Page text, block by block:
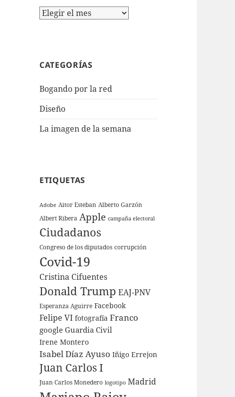
Archivos
CATEGORÍAS
Bogando por la red
Diseño
La imagen de la semana
ETIQUETAS
Adobe Aitor Esteban Alberto Garzón
Albert Ribera Apple campaña electoral
Ciudadanos
Congreso de los diputados corrupción
Covid-19
Cristina Cifuentes
Donald Trump EAJ-PNV
Esperanza Aguirre Facebook
Felipe VI fotografía Franco
google Guardia Civil
Irene Montero
Isabel Díaz Ayuso Iñigo Errejon
Juan Carlos I
Juan Carlos Monedero logotipo Madrid